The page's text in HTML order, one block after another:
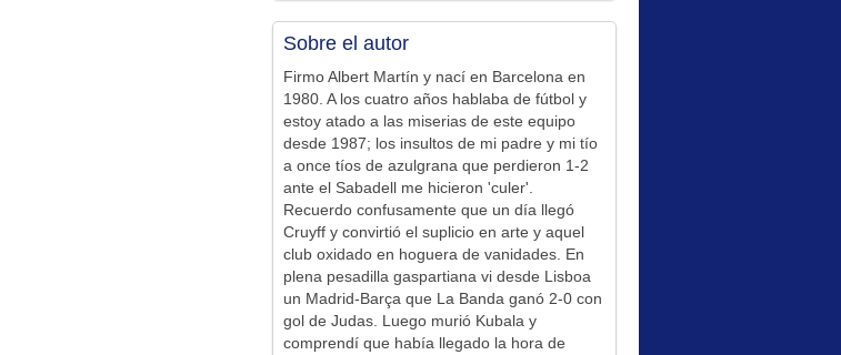
Sobre el autor
Firmo Albert Martín y nací en Barcelona en
1980. A los cuatro años hablaba de fútbol y
estoy atado a las miserias de este equipo
desde 1987; los insultos de mi padre y mi tío
a once tíos de azulgrana que perdieron 1-2
ante el Sabadell me hicieron 'culer'.
Recuerdo confusamente que un día llegó
Cruyff y convirtió el suplicio en arte y aquel
club oxidado en hoguera de vanidades. En
plena pesadilla gaspartiana vi desde Lisboa
un Madrid-Barça que La Banda ganó 2-0 con
gol de Judas. Luego murió Kubala y
comprendí que había llegado la hora de